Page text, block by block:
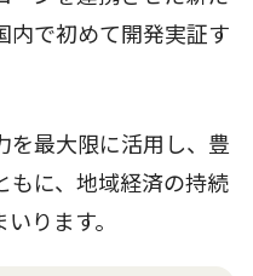
内で初めて開発実証す
最大限に活用し、豊
もに、地域経済の持続
ります。